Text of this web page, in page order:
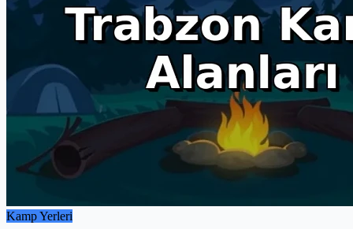
Kamp Yerleri